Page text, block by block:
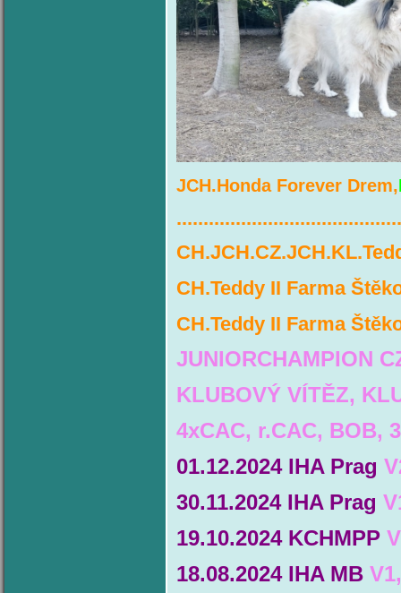
JCH.Honda Forever Drem,
CH.Teddy II Farma
CH.Teddy II Farma
JUNIORCHAMPION
KLUBOVÝ VÍTĚZ,
4xCAC, r.CAC, BOB,
01.12.2024 IHA Prag
30.11.2024 IHA Prag
19.10.2024 KCHMPP
18.08.2024 IHA MB